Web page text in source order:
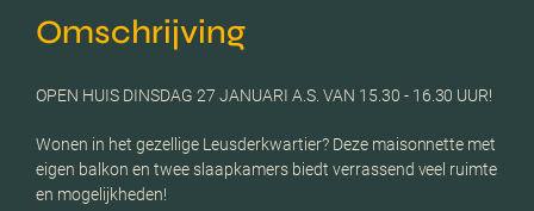
Omschrijving
OPEN HUIS DINSDAG 27 JANUARI A.S. VAN 15.30 - 16.30 UUR!
Wonen in het gezellige Leusderkwartier? Deze maisonnette met
eigen balkon en twee slaapkamers biedt verrassend veel ruimte
en mogelijkheden!